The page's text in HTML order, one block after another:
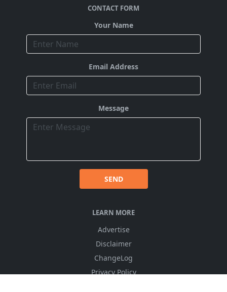
CONTACT FORM
Your Name
Email Address
Message
SEND
LEARN MORE
Advertise
Disclaimer
ChangeLog
Privacy Policy